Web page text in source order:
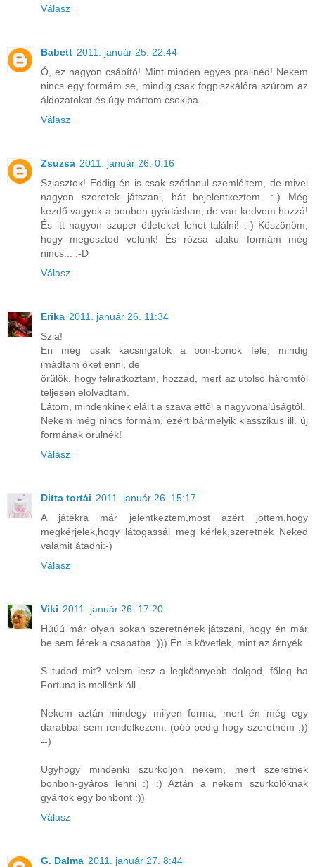
Válasz
Babett 2011. január 25. 22:44
Ó, ez nagyon csábító! Mint minden egyes pralinéd! Nekem
nincs egy formám se, mindig csak fogpiszkálóra szúrom az
áldozatokat és úgy mártom csokiba...
Válasz
Zsuzsa 2011. január 26. 0:16
Sziasztok! Eddig én is csak szótlanul szemléltem, de mivel
nagyon szeretek játszani, hát bejelentkeztem. :-) Még
kezdő vagyok a bonbon gyártásban, de van kedvem hozzá!
És itt nagyon szuper ötleteket lehet találni! :-) Köszönöm,
hogy megosztod velünk! És rózsa alakú formám még
nincs... :-D
Válasz
Erika 2011. január 26. 11:34
Szia!
Én még csak kacsingatok a bon-bonok felé, mindig
imádtam őket enni, de
örülök, hogy feliratkoztam, hozzád, mert az utolsó háromtól
teljesen elolvadtam.
Látom, mindenkinek elállt a szava ettől a nagyvonalúságtól.
Nekem még nincs formám, ezért bármelyik klasszikus ill. új
formának örülnék!
Válasz
Ditta tortái 2011. január 26. 15:17
A játékra már jelentkeztem,most azért jöttem,hogy
megkérjelek,hogy látogassál meg kérlek,szeretnék Neked
valamit átadni:-)
Válasz
Viki 2011. január 26. 17:20
Húúú már olyan sokan szeretnének játszani, hogy én már
be sem férek a csapatba :))) Én is követlek, mint az árnyék.
S tudod mit? velem lesz a legkönnyebb dolgod, főleg ha
Fortuna is mellénk áll.
Nekem aztán mindegy milyen forma, mert én még egy
darabbal sem rendelkezem. (óóó pedig hogy szeretném :))
--)
Ugyhogy mindenki szurkoljon nekem, mert szeretnék
bonbon-gyáros lenni :) :) Aztán a nekem szurkolóknak
gyártok egy bonbont :))
Válasz
G. Dalma 2011. január 27. 8:44